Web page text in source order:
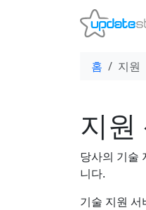
홈 지원
지원
당사의 기술
니다.
기술 지원